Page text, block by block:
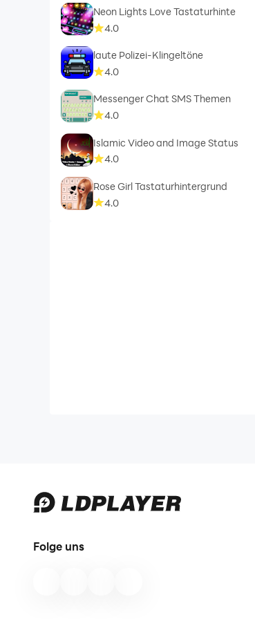
support@facer.io
https://help.facer.io/hc/en-us/
Wenn dir unsere Zifferblätter
VERBINDEN
Facebook
https://www.facebook.com/groups/
Facer Creator & Community
www.facer.io
Instagram
https://instagram.com/getfacer/
Twitter
Neon Lights Love Tastaturhinte
4.0
laute Polizei-Klingeltöne
4.0
Messenger Chat SMS Themen
4.0
Islamic Video and Image Status
4.0
Rose Girl Tastaturhintergrund
4.0
Folge uns